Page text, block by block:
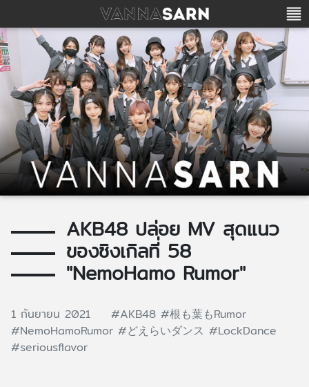
AKB48 ปล่อย MV สุดแนว
ของซิงเกิลที่ 58
"NemoHamo Rumor"
1 กันยายน 2021 #AKB48 #根も葉もRumor
#NemoHamoRumor #どえらいダンス #LockDance
#seriousflavor